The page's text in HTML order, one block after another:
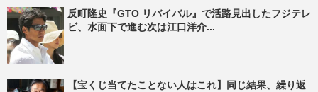
反町隆史『GTO リバイバル』で活路見出したフジテレ
ビ、水面下で進む次は江口洋介...
【宝くじ当てたことない人はこれ】同じ結果、繰り返